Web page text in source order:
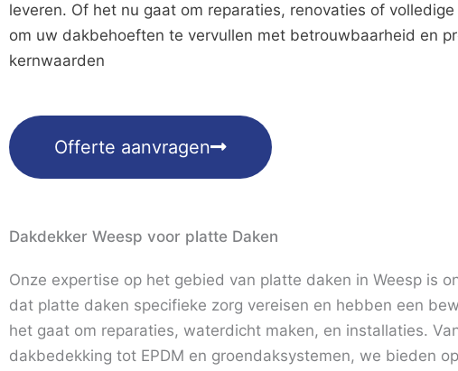
leveren. Of het nu gaat om reparaties, renovaties of
om uw dakbehoeften te vervullen met betrouwbaarheid en
kernwaarden
Offerte aanvragen
Dakdekker Weesp voor platte Daken
Onze expertise op het gebied van platte daken in Weesp is
dat platte daken specifieke zorg vereisen en hebben een
het gaat om reparaties, waterdicht maken, en installaties.
dakbedekking tot EPDM en groendaksystemen, we bieden